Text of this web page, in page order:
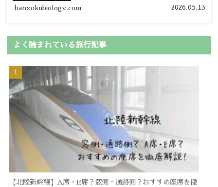
banzokubiology.com 2026.05.13
よく読まれている旅行記事
【北陸新幹線】A席・E席？窓側・通路側？おすすめ座席を徹